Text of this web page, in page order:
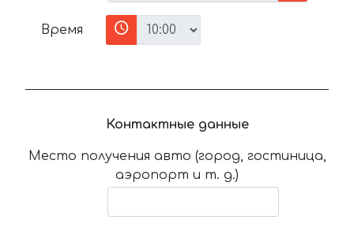
Время
Контактные данные
Место получения авто (город, гостиница,
аэропорт и т. д.)